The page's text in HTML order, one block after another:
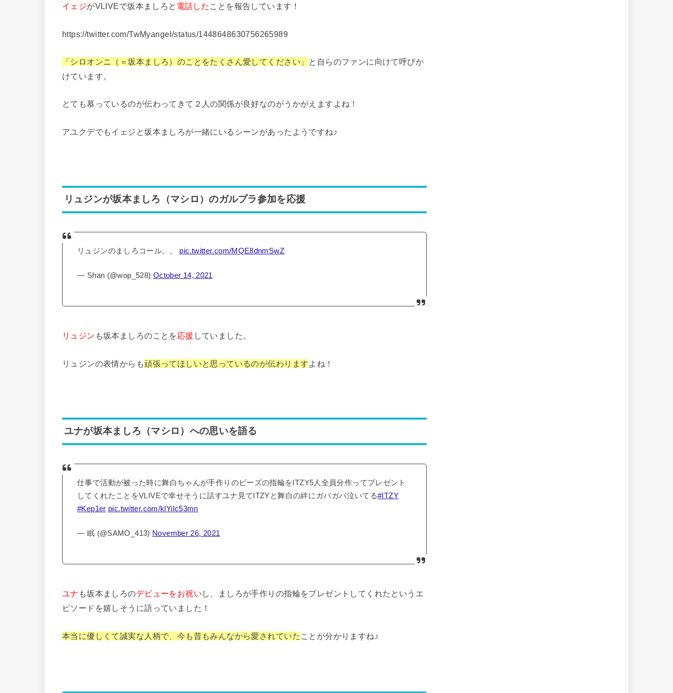
イェジがVLIVEで坂本ましろと 電話した ことを報告しています！
https://twitter.com/TwMyangel/status/1448648630756265989
「シロオンニ（＝坂本ましろ）のことをたくさん愛してください」 と自らのファンに向けて呼びか
けています。
とても慕っているのが伝わってきて２人の関係が良好なのがうかがえますよね！
アユクデでもイェジと坂本ましろが一緒にいるシーンがあったようですね♪
リュジンが坂本ましろ（マシロ）のガルプラ参加を応援
リュジンのましろコール。。 pic.twitter.com/MQE8dnmSwZ
— Shan (@wop_528) October 14, 2021
リュジン も坂本ましろのことを応援 していました。
リュジンの表情からも頑張ってほしいと思っているのが伝わりますよね！
ユナが坂本ましろ（マシロ）への思いを語る
仕事で活動が被った時に舞白ちゃんが手作りのビーズの指輪をITZY5人全員分作ってプレゼント
してくれたことをVLIVEで幸せそうに話すユナ見てITZYと舞白の絆にガバガバ泣いてる#ITZY
#Kep1er pic.twitter.com/klYiIc53mn
— 眠 (@SAMO_413) November 26, 2021
ユナ も坂本ましろのデビューをお祝い し、ましろが手作りの指輪をプレゼントしてくれたというエ
ピソードを嬉しそうに語っていました！
本当に優しくて誠実な人柄で、今も昔もみんなから愛されていた ことが分かりますね♪